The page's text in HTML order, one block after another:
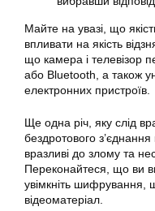
Майте на увазі, що
впливати на якість
що камера і телевізор
або Bluetooth, а також
електронних пристроїв.
Ще одна річ, яку слід
бездротового
вразливі до злому та
Переконайтеся, що ви
увімкніть шифрування,
відеоматеріал.